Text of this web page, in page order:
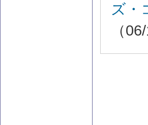
ズ・
（